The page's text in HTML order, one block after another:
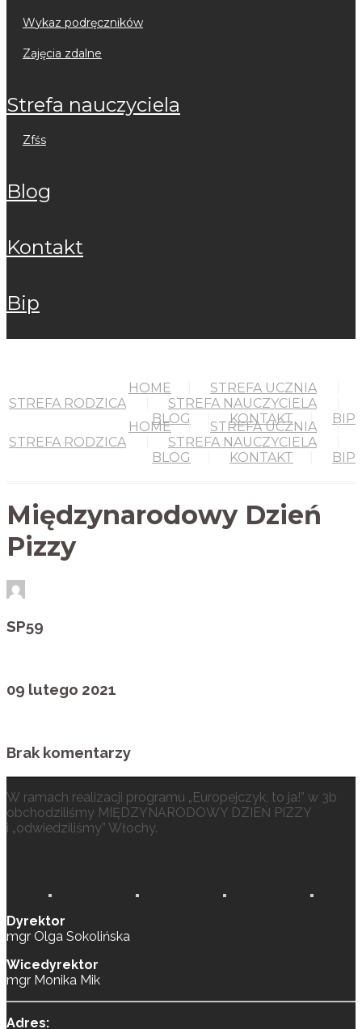
wykaz podręczników
zajęcia zdalne
strefa nauczyciela
zfśs
blog
kontakt
bip
HOME
STREFA UCZNIA
STREFA RODZICA
STREFA NAUCZYCIELA
BLOG
KONTAKT BIP
HOME
STREFA UCZNIA
STREFA RODZICA
STREFA NAUCZYCIELA
BLOG
KONTAKT BIP
Międzynarodowy Dzień
Pizzy
SP59
09 lutego 2021
Brak komentarzy
W ramach realizacji programu „Europejczyk, to ja!” w 3b
obchodziliśmy MIĘDZYNARODOWY DZIEŃ PIZZY
i „odwiedziliśmy” Włochy.
Dyrektor
mgr Olga Sokolińska
Wicedyrektor
mgr Monika Mik
Adres: